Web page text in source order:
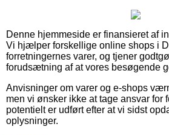
Denne hjemmeside er finansieret af
Vi hjælper forskellige online shops i
forretningernes varer, og tjener
forudsætning af at vores besøgende
Anvisninger om varer og e-shops
men vi ønsker ikke at tage ansvar for
potentielt er udført efter at vi sidst
oplysninger.